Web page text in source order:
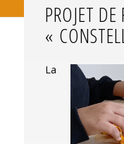
PROJET DE
«
La